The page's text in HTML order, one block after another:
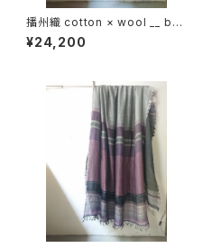
播州織 cotton × wool __ bor
der 220-120 霧帳GK
¥24,200